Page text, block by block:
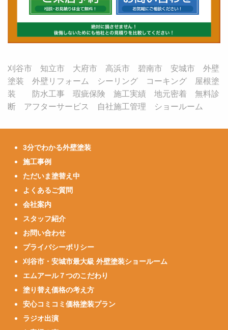
刈谷市 知立市 大府市 高浜市 碧南市 安城市 外壁
塗装 外壁リフォーム シーリング コーキング 屋根塗
装 防水工事 瑕疵保険 施工実績 地元密着 無料診
断 アフターサービス 自社施工管理 ショールーム
3分でわかる外壁塗装
施工事例
ただいま塗替え中
よくあるご質問
会社案内
スタッフ紹介
お問い合わせ
プライバシーポリシー
刈谷市・安城市最大級 外壁塗装ショールーム
エムアール７つのこだわり
塗り替え価格の考え方
安心コミコミ価格塗装プラン
ラジオ出演